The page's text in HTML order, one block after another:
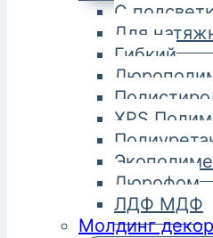
С
Для
Гибкий
XPS
Дюрофом
ЛДФ МДФ
Молдинг